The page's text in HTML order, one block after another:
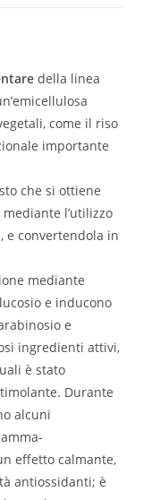
della linea
come il riso
importante
che si ottiene
l’utilizzo
e convertendola in
mediante
e inducono
e
ingredienti attivi,
è stato
Durante
alcuni
effetto calmante,
antiossidanti; è